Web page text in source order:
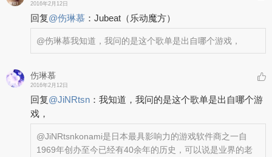
2016年2月12日
回复@伤琳慕 ： Jubeat（乐动魔方）
@伤琳慕我知道，我问的是这个歌单是出自哪个游戏，
伤琳慕
2016年2月12日
回复@JiNRtsn ： 我知道，我问的是这个歌单是出自哪个游
戏，
@JiNRtsnkonami是日本最具影响力的游戏软件商之一自
1969年创办至今已经有40余年的历史，可以说是业界的老